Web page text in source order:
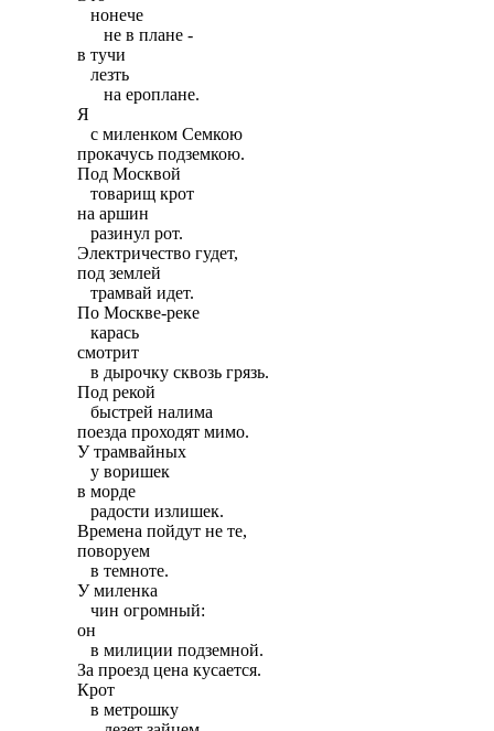
   нонече
      не в плане -
в тучи
   лезть
      на ероплане.
Я
   с миленком Семкою
прокачусь подземкою.
Под Москвой
   товарищ крот
на аршин
   разинул рот.
Электричество гудет,
под землей
   трамвай идет.
По Москве-реке
   карась
смотрит
   в дырочку сквозь грязь.
Под рекой
   быстрей налима
поезда проходят мимо.
У трамвайных
   у воришек
в морде
   радости излишек.
Времена пойдут не те,
поворуем
   в темноте.
У миленка
   чин огромный:
он
   в милиции подземной.
За проезд цена кусается.
Крот
   в метрошку